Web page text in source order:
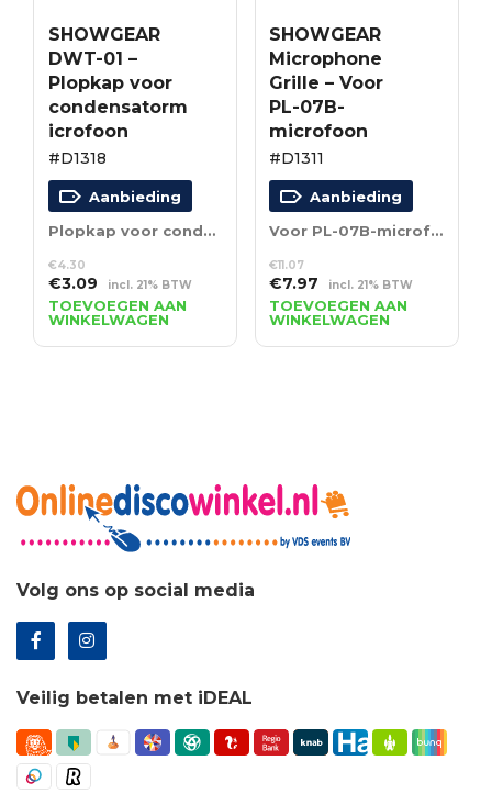
SHOWGEAR
DWT-01 –
Plopkap voor
condensatorm
icrofoon
#D1318
Aanbieding
Plopkap voor condensatormicrofoon
€4.30
Oorspronkelijke
prijs
was:
€4.30.
€3.09Huidige
prijs
is:
€3.09.
incl. 21% BTW
TOEVOEGEN AAN
WINKELWAGEN
SHOWGEAR
Microphone
Grille – Voor
PL-07B-
microfoon
#D1311
Aanbieding
Voor PL-07B-microfoon
€11.07
Oorspronkelijke
prijs
was:
€11.07.
€7.97 Huidige
prijs
is:
€7.97.
incl. 21% BTW
TOEVOEGEN AAN
WINKELWAGEN
Volg ons op social media
Veilig betalen met iDEAL